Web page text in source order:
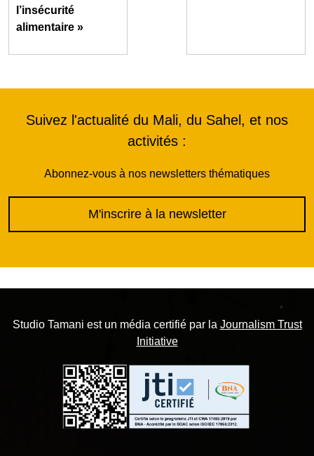
l’insécurité
alimentaire »
Suivez l'actualité du Mali, du Sahel, et nos
activités :
Abonnez-vous à nos newsletters thématiques
M'inscrire à la newsletter
Studio Tamani est un média certifié par la Journalism Trust
Initiative